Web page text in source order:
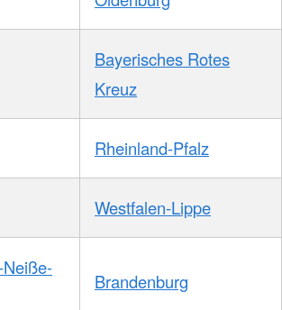
Bayerisches Rotes
Kreuz
Rheinland-Pfalz
Westfalen-Lippe
Brandenburg